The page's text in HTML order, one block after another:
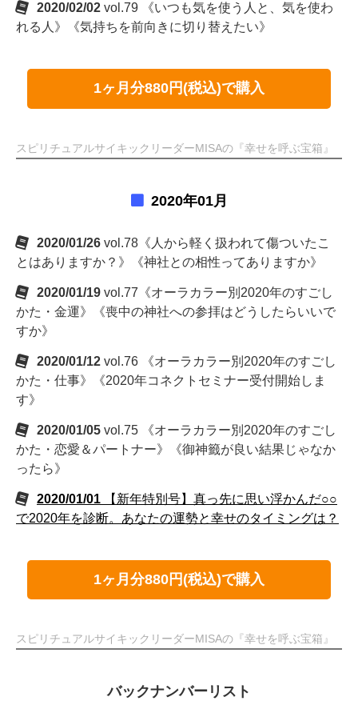
2020/02/02 vol.79 《いつも気を使う人と、気を使わ
れる人》《気持ちを前向きに切り替えたい》
1ヶ月分880円(税込)で購入
スピリチュアルサイキックリーダーMISAの『幸せを呼ぶ宝箱』
2020年01月
2020/01/26 vol.78《人から軽く扱われて傷ついたこ
とはありますか？》《神社との相性ってありますか》
2020/01/19 vol.77《オーラカラー別2020年のすごし
かた・金運》《喪中の神社への参拝はどうしたらいいで
すか》
2020/01/12 vol.76 《オーラカラー別2020年のすごし
かた・仕事》《2020年コネクトセミナー受付開始しま
す》
2020/01/05 vol.75 《オーラカラー別2020年のすごし
かた・恋愛＆パートナー》《御神籤が良い結果じゃなか
ったら》
2020/01/01
【新年特別号】真っ先に思い浮かんだ○○
で2020年を診断。あなたの運勢と幸せのタイミングは？
1ヶ月分880円(税込)で購入
スピリチュアルサイキックリーダーMISAの『幸せを呼ぶ宝箱』
バックナンバーリスト